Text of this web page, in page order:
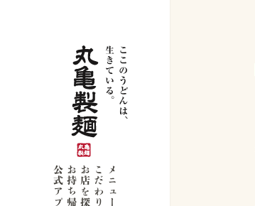
メニュー
こだわり
お店を探す
お持ち帰り
公式アプリ